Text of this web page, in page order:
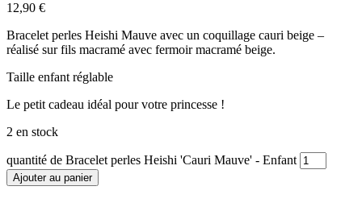
12,90 €
Bracelet perles Heishi Mauve avec un coquillage cauri beige –
réalisé sur fils macramé avec fermoir macramé beige.
Taille enfant réglable
Le petit cadeau idéal pour votre princesse !
2 en stock
quantité de Bracelet perles Heishi 'Cauri Mauve' - Enfant
Ajouter au panier